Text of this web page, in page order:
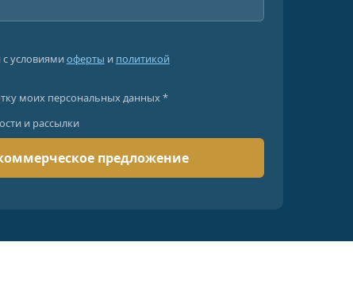
условиями оферты и политикой
моих персональных данных *
и рассылки